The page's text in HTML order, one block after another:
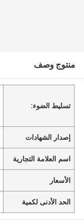
منتوج وصف
تسليط الضوء:
إصدار الشهادات
اسم العلامة التجارية
الأسعار
الحد الأدنى لكمية